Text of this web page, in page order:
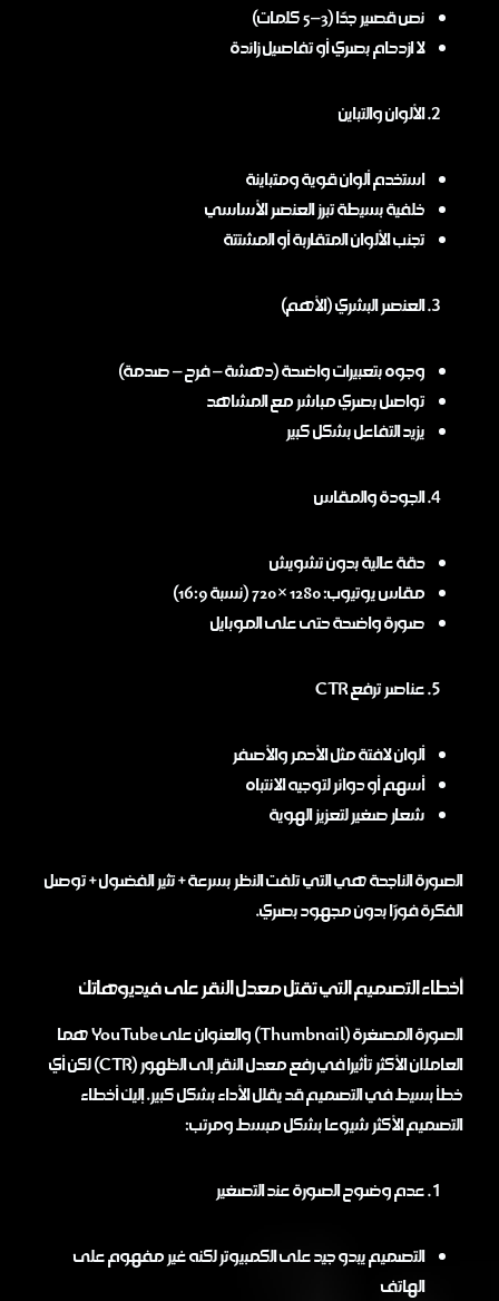
نص قصير جدًا (3–5 كلمات)
لا ازدحام بصري أو تفاصيل زائدة
الألوان والتباين
استخدم ألوان قوية ومتباينة
خلفية بسيطة تبرز العنصر الأساسي
تجنب الألوان المتقاربة أو المشتتة
العنصر البشري (الأهم)
وجوه بتعبيرات واضحة (دهشة – فرح – صدمة)
تواصل بصري مباشر مع المشاهد
يزيد التفاعل بشكل كبير
الجودة والمقاس
دقة عالية بدون تشويش
مقاس يوتيوب: 1280 × 720 (نسبة 16:9)
صورة واضحة حتى على الموبايل
عناصر ترفع CTR
ألوان لافتة مثل الأحمر والأصفر
أسهم أو دوائر لتوجيه الانتباه
شعار صغير لتعزيز الهوية
الصورة الناجحة هي التي تلفت النظر بسرعة + تثير الفضول + توصل
الفكرة فورًا بدون مجهود بصري.
أخطاء التصميم التي تقتل معدل النقر على فيديوهاتك
الصورة المصغرة (Thumbnail) والعنوان على YouTube هما
العاملان الأكثر تأثيرا في رفع معدل النقر إلى الظهور (CTR) لكن أي
خطأ بسيط في التصميم قد يقلل الأداء بشكل كبير. إليك أخطاء
التصميم الأكثر شيوعا بشكل مبسط ومرتب:
عدم وضوح الصورة عند التصغير
التصميم يبدو جيد على الكمبيوتر لكنه غير مفهوم على
الهاتف